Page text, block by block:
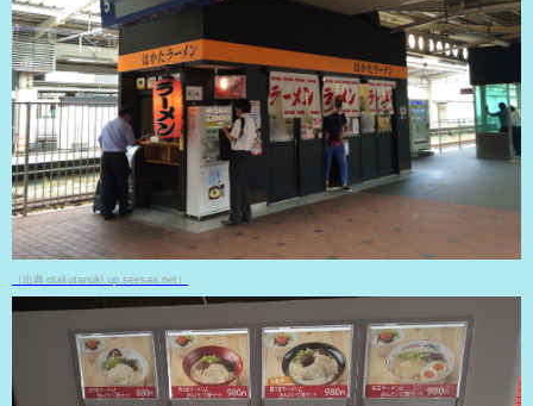
（出典 otakutanuki.up.seesaa.net）